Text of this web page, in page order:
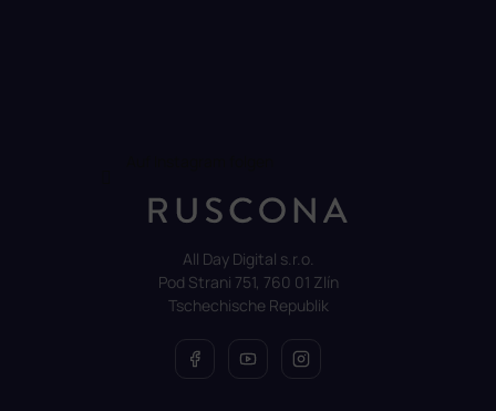
All Day Digital s.r.o.
Pod Strani 751, 760 01 Zlín
Tschechische Republik